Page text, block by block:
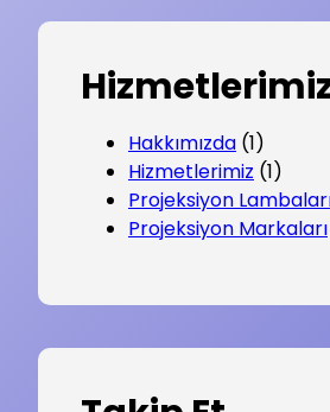
Hakkımızda (1)
Hizmetlerimiz (1)
Projeksiyon
Projeksiyon Markaları